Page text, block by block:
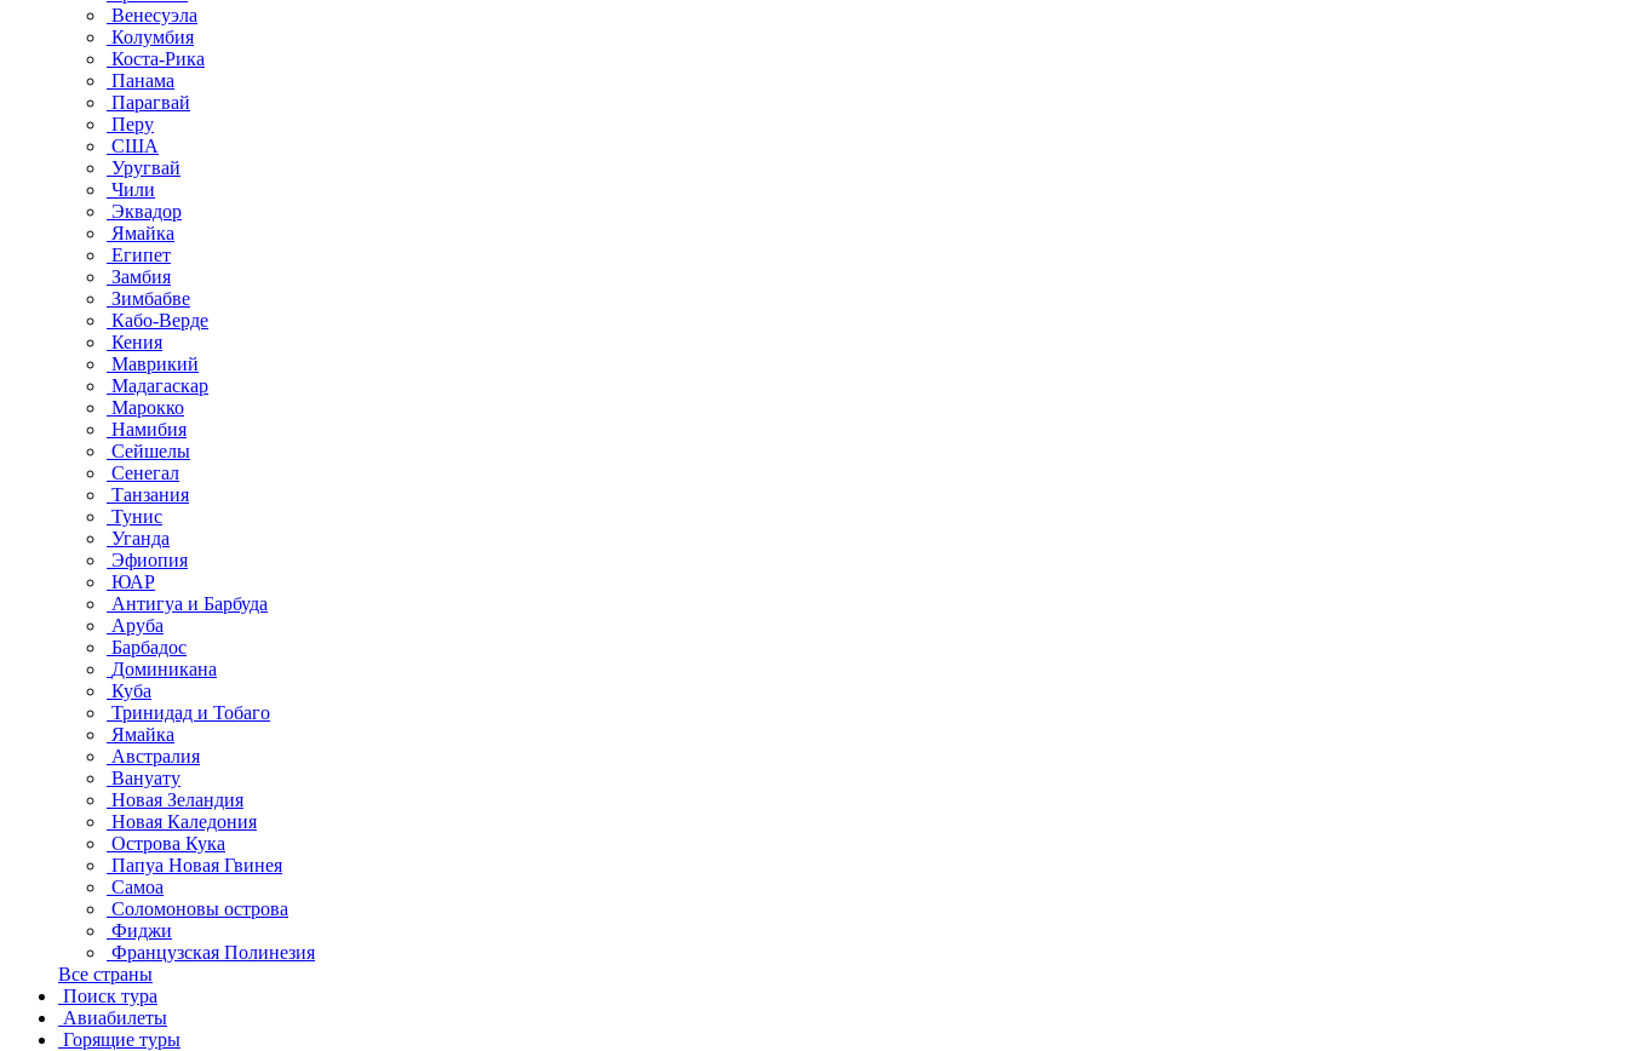
Венесуэла
Колумбия
Коста-Рика
Панама
Парагвай
Перу
США
Уругвай
Чили
Эквадор
Ямайка
Египет
Замбия
Зимбабве
Кабо-Верде
Кения
Маврикий
Мадагаскар
Марокко
Намибия
Сейшелы
Сенегал
Танзания
Тунис
Уганда
Эфиопия
ЮАР
Антигуа и Барбуда
Аруба
Барбадос
Доминикана
Куба
Тринидад и Тобаго
Ямайка
Австралия
Вануату
Новая Зеландия
Новая Каледония
Острова Кука
Папуа Новая Гвинея
Самоа
Соломоновы острова
Фиджи
Французская Полинезия
Все страны
Поиск тура
Авиабилеты
Горящие туры